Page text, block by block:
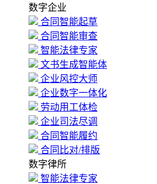
数字企业
合同智能起草
合同智能审查
智能法律专家
文书生成智能体
企业风控大师
企业数字一体化
劳动用工体检
企业司法尽调
合同智能履约
合同比对/排版
数字律所
智能法律专家